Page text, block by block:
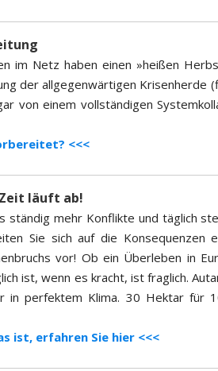
im Netz haben einen »heißen
der allgegenwärtigen Krisenherde
von einem vollständigen
<<<
läuft ab!
ständig mehr Konflikte und täglich
Sie sich auf die Konsequenzen
vor! Ob ein Überleben in
ist, wenn es kracht, ist fraglich.
in perfektem Klima. 30 Hektar für
ist, erfahren Sie hier <<<